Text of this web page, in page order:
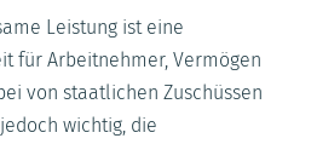
Leistung ist eine
für Arbeitnehmer, Vermögen
von staatlichen Zuschüssen
wichtig, die